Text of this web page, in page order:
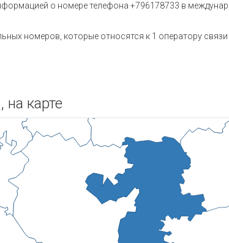
о номере телефона +796178733 в
номеров, которые относятся к 1 оператору связи
карте